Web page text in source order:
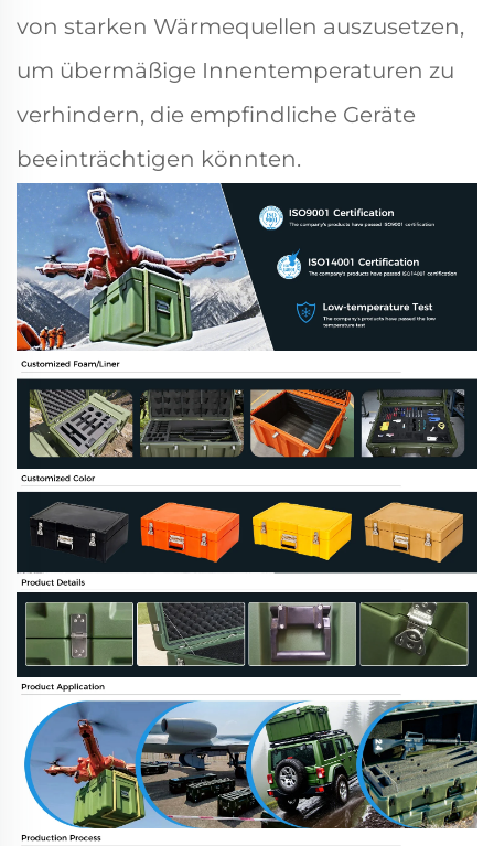
von starken Wärmequellen auszusetzen,
um übermäßige Innentemperaturen zu
verhindern, die empfindliche Geräte
beeinträchtigen könnten.